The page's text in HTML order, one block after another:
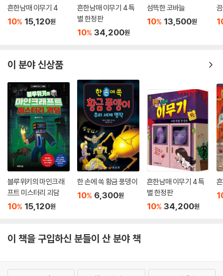
흔한남매 이무기 4
10% 15,120원
흔한남매 이무기 4 특
별 한정판
10% 34,200원
섬뜩한 코바늘
10% 13,500원
이 분야 신상품
블루위키의 마인크래
프트 미스터리 괴담
10% 15,120원
한 손에 쏙 황금 풍뎅이
10% 6,300원
흔한남매 이무기 4 특
별 한정판
10% 34,200원
이 책을 구입하신 분들이 산 분야 책